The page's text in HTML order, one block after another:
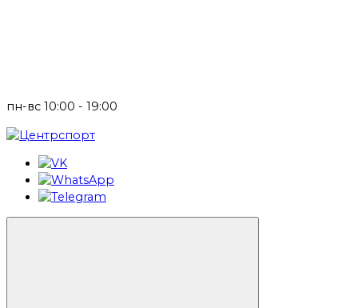
пн-вс 10:00 - 19:00